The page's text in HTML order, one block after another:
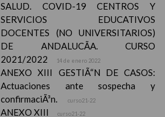
SALUD. COVID-19 CENTROS Y
SERVICIOS EDUCATIVOS
DOCENTES (NO UNIVERSITARIOS)
DE ANDALUCÃA. CURSO
2021/2022
14 de enero 2022
ANEXO XIII GESTIÃ“N DE CASOS:
Actuaciones ante sospecha y
confirmaciÃ³n.
curso21-22
ANEXO XIII curso21-22